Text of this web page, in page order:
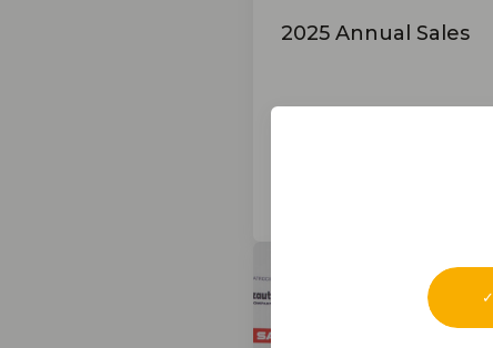
2025 Annual Sales